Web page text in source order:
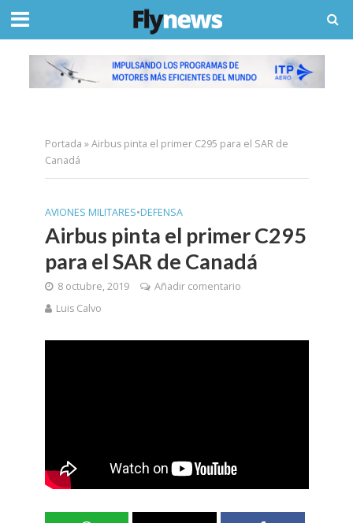
Portada »Airbus pinta el primer C295 para el SAR de
Canadá
AVIONES MILITARES•DEFENSA
Airbus pinta el primer C295
para el SAR de Canadá
8 octubre, 2019
Añadir comentario
Luis Calvo